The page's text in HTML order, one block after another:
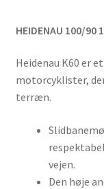
HEIDENAU 100/90
Heidenau K60 er
motorcyklister,
terræn.
vejen.
Den høje